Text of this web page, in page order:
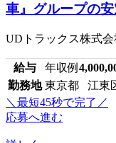
車』グループの
UDトラックス株式
給与 年収例
勤務地 東京都 江東
＼最短45秒で完了／
応募へ進む